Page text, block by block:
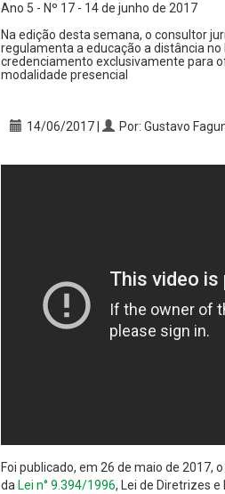
Ano 5 - Nº 17 - 14 de junho de 2017
Na edição desta semana, o consultor
regulamenta a educação a distância
credenciamento exclusivamente para
modalidade presencial
14/06/2017 | Por: Gustavo
Foi publicado, em 26 de maio de 2017, o
da Lei n° 9.394/1996, Lei de Diretrizes